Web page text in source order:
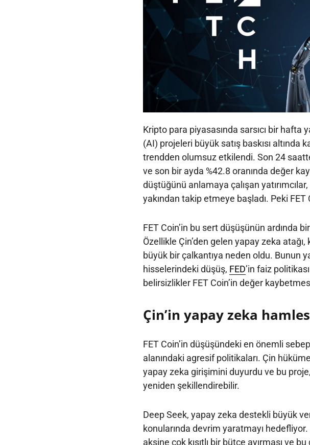
Kripto para piyasasında sarsıcı bir hafta
(AI) projeleri büyük satış baskısı altında
trendden olumsuz etkilendi. Son 24
ve son bir ayda %42.8 oranında değer
düştüğünü anlamaya çalışan
yakından takip etmeye başladı. Peki
FET Coin’in bu sert düşüşünün ardında
Özellikle Çin’den gelen yapay zeka
büyük bir çalkantıya neden oldu. Bunun
hisselerindeki düşüş, FED’in faiz
belirsizlikler FET Coin’in değer
Çin’in yapay zeka
FET Coin’in düşüşündeki en önemli
alanındaki agresif politikaları. Çin
yapay zeka girişimini duyurdu ve bu proje,
yeniden şekillendirebilir.
Deep Seek, yapay zeka destekli büyük
konularında devrim yaratmayı hedefliyor.
aksine çok kısıtlı bir bütçe ayırması ve bu